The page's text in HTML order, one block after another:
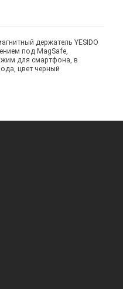
держатель YESIDO
под MagSafe,
для смартфона, в
цвет черный